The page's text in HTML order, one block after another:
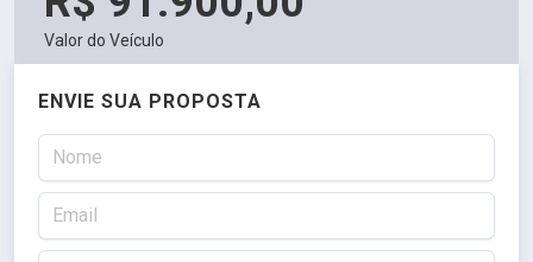
Valor do Veículo
ENVIE SUA PROPOSTA